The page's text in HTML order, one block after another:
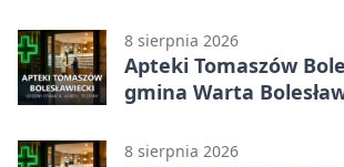
8 sierpnia 2026
Apteki Tomaszów
gmina Warta
godziny otwarcia
8 sierpnia 2026